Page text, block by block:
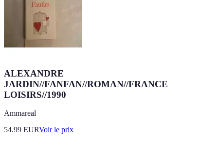
ALEXANDRE
JARDIN//FANFAN//ROMAN//FRANCE
LOISIRS//1990
Ammareal
54.99 EURVoir le prix